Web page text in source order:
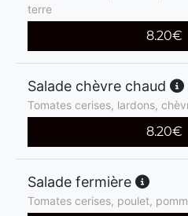
terre
8.20€
Salade chèvre chaud
Tomates cerises, lardons,
8.20€
Salade fermière
Tomates cerises, poulet,